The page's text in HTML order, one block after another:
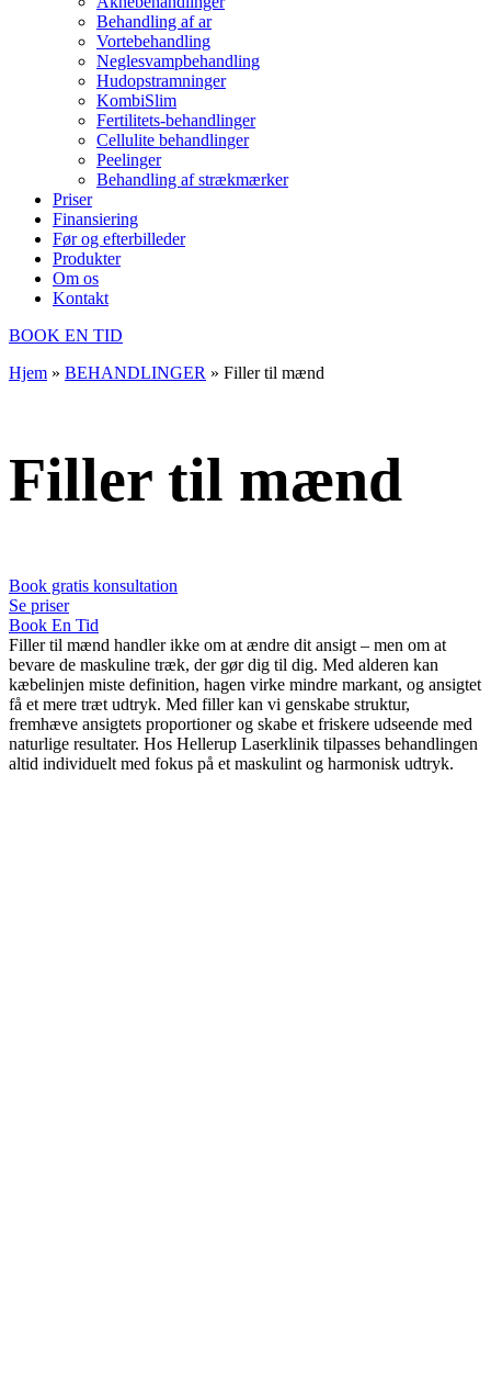
Behandling af ar
Vortebehandling
Neglesvampbehandling
Hudopstramninger
KombiSlim
Fertilitets-behandlinger
Cellulite behandlinger
Peelinger
Behandling af strækmærker
Priser
Finansiering
Før og efterbilleder
Produkter
Om os
Kontakt
BOOK EN TID
Hjem » BEHANDLINGER » Filler til mænd
Filler til mænd
Book gratis konsultation
Se priser
Book En Tid
Filler til mænd handler ikke om at ændre dit ansigt – men om at
bevare de maskuline træk, der gør dig til dig. Med alderen kan
kæbelinjen miste definition, hagen virke mindre markant, og ansigtet
få et mere træt udtryk. Med filler kan vi genskabe struktur,
fremhæve ansigtets proportioner og skabe et friskere udseende med
naturlige resultater. Hos Hellerup Laserklinik tilpasses behandlingen
altid individuelt med fokus på et maskulint og harmonisk udtryk.